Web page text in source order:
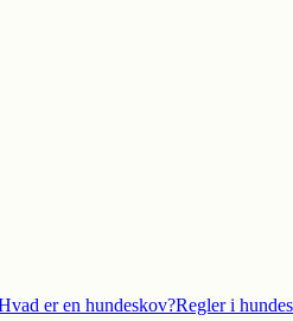
er en hundeskov?Regler i